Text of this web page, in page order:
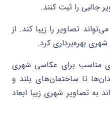
جالبی را ثبت کنند.
تصاویر را زیبا کند. از
بهره‌برداری کرد.
مناسب برای عکاسی شهری
تا ساختمان‌های بلند و
به تصاویر شهری زیبا ابعاد